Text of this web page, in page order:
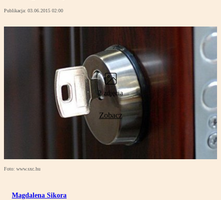
Publikacja: 03.06.2015 02:00
2 zdjęcia
Zobacz
Foto: www.sxc.hu
Magdalena Sikora